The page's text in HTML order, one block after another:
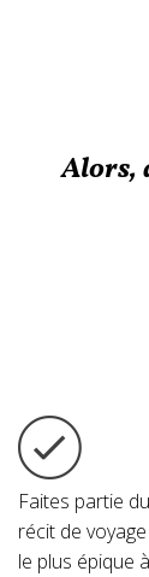
Alors,
Faites partie du
récit de voyage
le plus épique à